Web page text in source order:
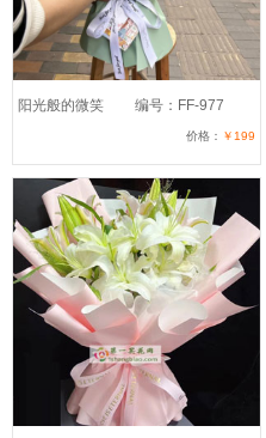
阳光般的微笑 编号：FF-977
价格： ￥199